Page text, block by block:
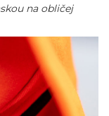
na obličej